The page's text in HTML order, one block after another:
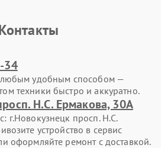
34
любым удобным способом —
техники быстро и аккуратно.
Н.С. Ермакова, 30А
г.Новокузнецк просп. Н.С.
устройство в сервис
оформляйте ремонт с доставкой.